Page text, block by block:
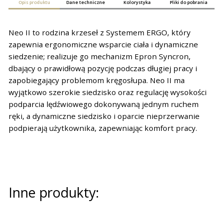
Opis produktu Dane techniczne Kolorystyka Pliki do pobrania
Neo II to rodzina krzeseł z Systemem ERGO, który
zapewnia ergonomiczne wsparcie ciała i dynamiczne
siedzenie; realizuje go mechanizm Epron Syncron,
dbający o prawidłową pozycję podczas długiej pracy i
zapobiegający problemom kręgosłupa. Neo II ma
wyjątkowo szerokie siedzisko oraz regulację wysokości
podparcia lędźwiowego dokonywaną jednym ruchem
ręki, a dynamiczne siedzisko i oparcie nieprzerwanie
podpierają użytkownika, zapewniając komfort pracy.
Inne produkty: